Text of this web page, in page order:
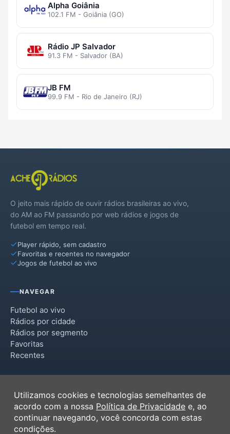
Alpha Goiânia
102.1 FM - Goiânia (GO)
Rádio JP Salvador
91.3 FM - Salvador (BA)
JB FM
99.9 FM - Rio de Janeiro (RJ)
O jeito mais rápido de ouvir rádios brasileiras ao vivo,
do AM ao FM passando por web rádios e jogos de
futebol em tempo real.
Player rápido, sem cadastro
Favoritas e recentes no navegador
Jogos de futebol ao vivo
NAVEGAR
Futebol ao vivo
Rádios por cidade
Rádios por segmento
Favoritas
Recentes
Termos de Uso
Política de Privacidade
Ferramentas
Utilizamos cookies e tecnologias semelhantes de
acordo com a nossa Política de Privacidade e, ao
continuar navegando, você concorda com estas
condições.